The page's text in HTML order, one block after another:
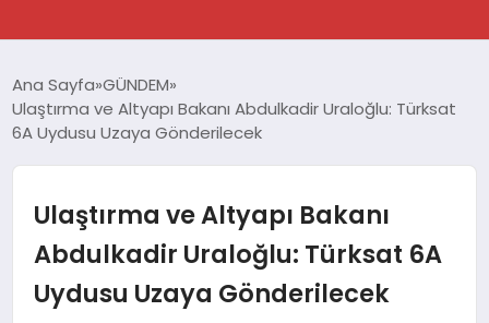
SPOR
EKONOMİ
YAŞAM
Ana Sayfa GÜNDEM
Ulaştırma ve Altyapı Bakanı Abdulkadir Uraloğlu: Türksat
6A Uydusu Uzaya Gönderilecek
Ulaştırma ve Altyapı Bakanı
Abdulkadir Uraloğlu: Türksat 6A
Uydusu Uzaya Gönderilecek